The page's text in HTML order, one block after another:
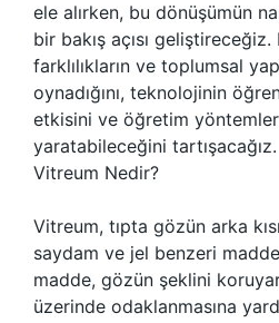
ele alırken, bu dönüşümün
bir bakış açısı
farklılıkların ve toplumsal
oynadığını, teknolojinin
etkisini ve öğretim
yaratabileceğini tartışacağız.
Vitreum Nedir?
Vitreum, tıpta gözün arka
saydam ve jel benzeri
madde, gözün şeklini
üzerinde odaklanmasına